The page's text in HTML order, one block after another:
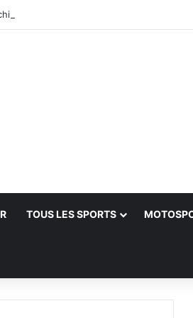
Dissa, Touahria et Ghezali en finale
TOUS LES SPORTS